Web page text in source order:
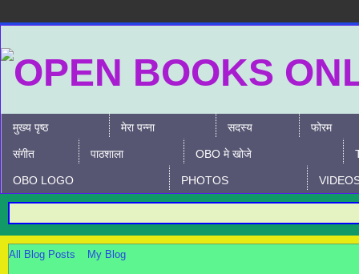
मुख्य पृष्ठ मेरा पन्ना सदस्य फोरम
संगीत पाठशाला OBO मे खोजे
OBO LOGO PHOTOS
All Blog Posts My Blog